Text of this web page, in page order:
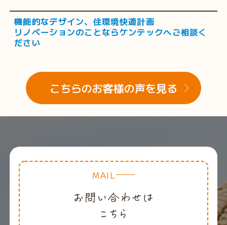
機能的なデザイン、住環境快適計画
リノベーションのことならケンテックへご相談く
ださい
こちらのお客様の声を見る
MAIL